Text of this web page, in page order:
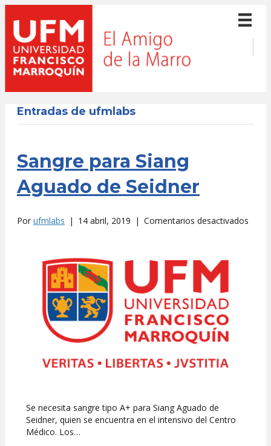
Entradas de ufmlabs
Sangre para Siang
Aguado de Seidner
Por ufmlabs | 14 abril, 2019 | Comentarios desactivados
Se necesita sangre tipo A+ para Siang Aguado de
Seidner, quien se encuentra en el intensivo del Centro
Médico. Los…